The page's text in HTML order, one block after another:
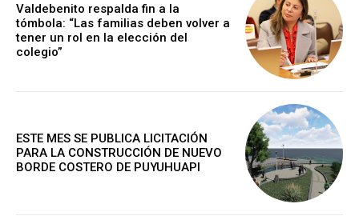
Valdebenito respalda fin a la
tómbola: “Las familias deben volver a
tener un rol en la elección del
colegio”
ESTE MES SE PUBLICA LICITACIÓN
PARA LA CONSTRUCCIÓN DE NUEVO
BORDE COSTERO DE PUYUHUAPI